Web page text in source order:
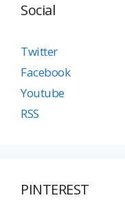
Social
Twitter
Facebook
Youtube
RSS
PINTEREST